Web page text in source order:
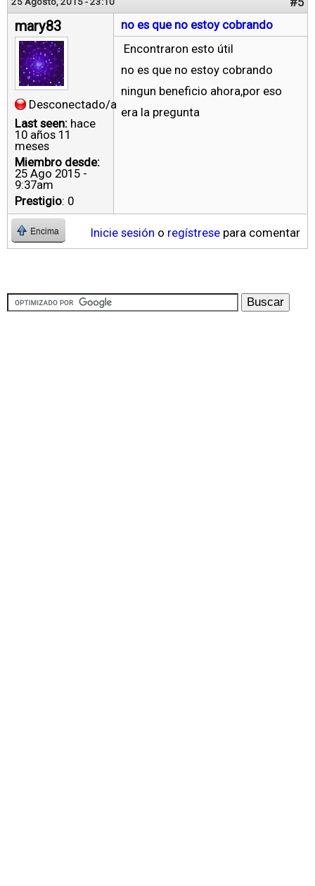
mary83
Desconectado/a
Last seen: hace
10 años 11
meses
Miembro desde:
25 Ago 2015 -
9:37am
Prestigio: 0
no es que no estoy cobrando
Encontraron esto útil
no es que no estoy cobrando
ningun beneficio ahora,por eso
era la pregunta
Encima Inicie sesión o regístrese para comentar